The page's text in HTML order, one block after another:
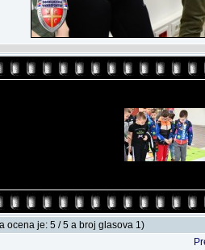
ocena je: 5 / 5 a broj glasova 1)